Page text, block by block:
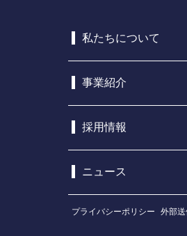
私たちについて
事業紹介
採用情報
ニュース
プライバシーポリシー 外部